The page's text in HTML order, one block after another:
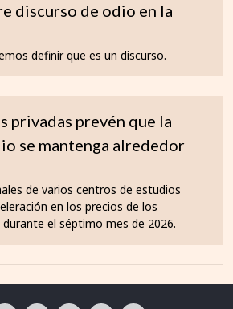
discurso de odio en la
definir que es un discurso.
privadas prevén que la
se mantenga alrededor
de varios centros de estudios
en los precios de los
el séptimo mes de 2026.